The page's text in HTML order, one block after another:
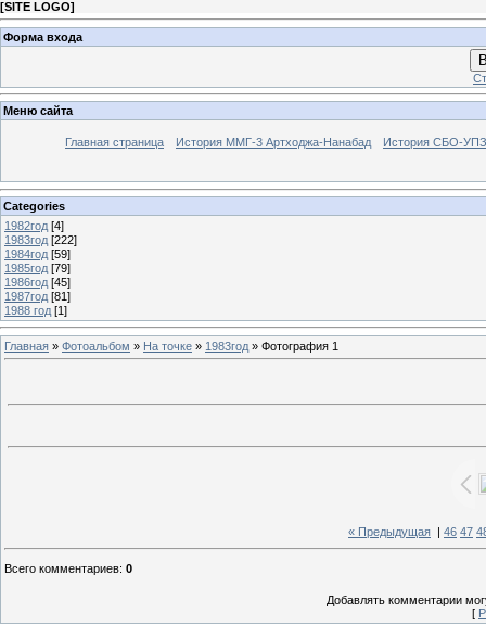
[SITE LOGO]
Форма входа
Меню сайта
Главная страница История ММГ-3 Артходжа-Нанабад История СБО-УПЗ
Categories
1982год [4]
1983год [222]
1984год [59]
1985год [79]
1986год [45]
1987год [81]
1988 год [1]
Главная » Фотоальбом » На точке » 1983год » Фотография 1
« Предыдущая 46 47
Всего комментариев: 0
Добавлять комментарии
[